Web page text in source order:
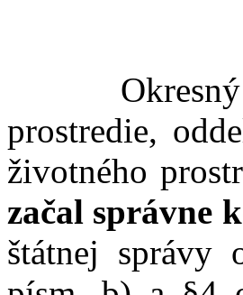
Okresný
prostredie,
životného
začal správne
štátnej správy